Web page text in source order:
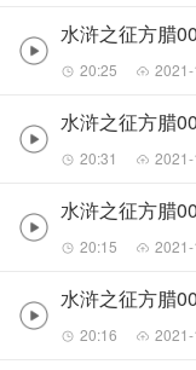
水浒之征方腊
20:25
水浒之征方腊
20:31
水浒之征方腊
20:15
水浒之征方腊
20:16